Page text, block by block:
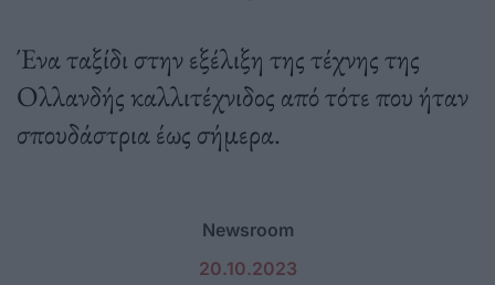
Ένα ταξίδι στην εξέλιξη της τέχνης της
Ολλανδής καλλιτέχνιδος από τότε που ήταν
σπουδάστρια έως σήμερα.
Newsroom
20.10.2023